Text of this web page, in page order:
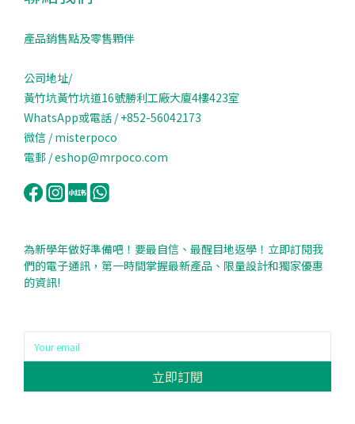
產品銷售點及零售顆伴
公司地址/
黃竹坑黃竹坑道16號勝利工廠大廈4樓423室
WhatsApp或電話 / +852-56042173
微信 / misterpoco
電郵 / eshop@mrpoco.com
為新學年做好準備吧！要最自信、最醒目地返學！立即訂閱我
們的電子通訊，第一時間掌握最新產品、限量設計和獨家優惠
的資訊!
立即訂閱